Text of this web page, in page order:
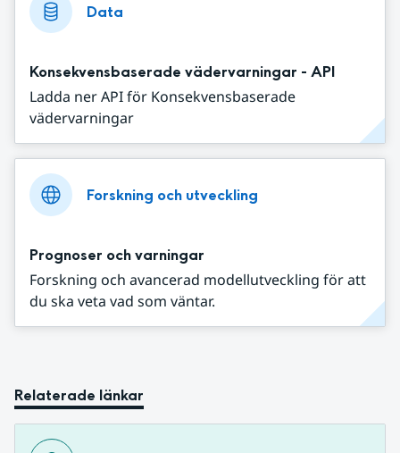
Data
Konsekvensbaserade vädervarningar - API
Ladda ner API för Konsekvensbaserade
vädervarningar
Forskning och utveckling
Prognoser och varningar
Forskning och avancerad modellutveckling för att
du ska veta vad som väntar.
Relaterade länkar